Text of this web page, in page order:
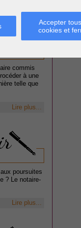
Accepter
cookies et
commis
à une
telle que
Lire plus...
poursuites
? Le notaire-
Lire plus...